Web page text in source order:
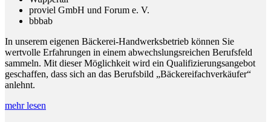
proviel GmbH und Forum e. V.
bbbab
In unserem eigenen Bäckerei-Handwerksbetrieb können Sie
wertvolle Erfahrungen in einem abwechslungsreichen Berufsfeld
sammeln. Mit dieser Möglichkeit wird ein Qualifizierungsangebot
geschaffen, dass sich an das Berufsbild „Bäckereifachverkäufer“
anlehnt.
mehr lesen